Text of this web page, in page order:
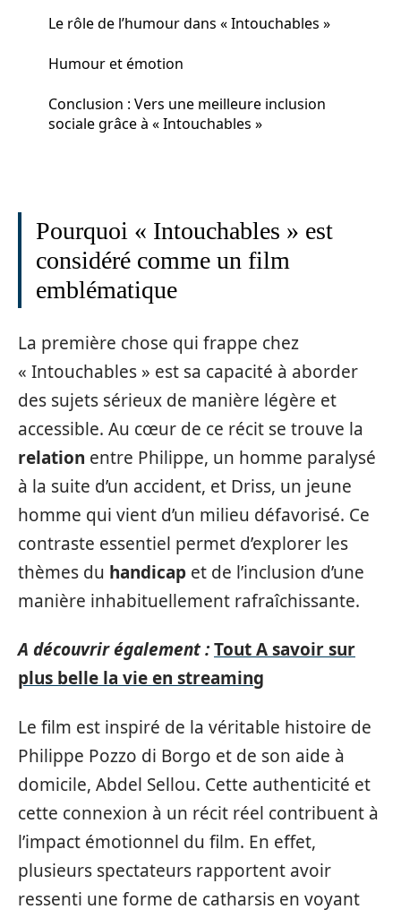
Le rôle de l’humour dans « Intouchables »
Humour et émotion
Conclusion : Vers une meilleure inclusion
sociale grâce à « Intouchables »
Pourquoi « Intouchables » est
considéré comme un film
emblématique
La première chose qui frappe chez
« Intouchables » est sa capacité à aborder
des sujets sérieux de manière légère et
accessible. Au cœur de ce récit se trouve la
relation entre Philippe, un homme paralysé
à la suite d’un accident, et Driss, un jeune
homme qui vient d’un milieu défavorisé. Ce
contraste essentiel permet d’explorer les
thèmes du handicap et de l’inclusion d’une
manière inhabituellement rafraîchissante.
A découvrir également :Tout A savoir sur
plus belle la vie en streaming
Le film est inspiré de la véritable histoire de
Philippe Pozzo di Borgo et de son aide à
domicile, Abdel Sellou. Cette authenticité et
cette connexion à un récit réel contribuent à
l’impact émotionnel du film. En effet,
plusieurs spectateurs rapportent avoir
ressenti une forme de catharsis en voyant